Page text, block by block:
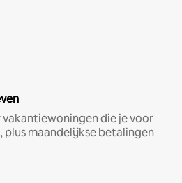
die je voor
maandelijkse betalingen